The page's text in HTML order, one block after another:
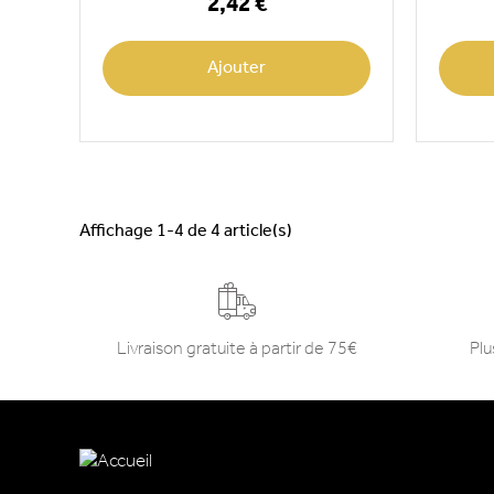
2,42 €
Ajouter
Affichage 1-4 de 4 article(s)
Livraison gratuite à partir de 75€